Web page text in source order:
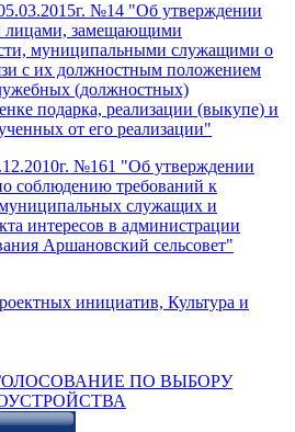
№14 "Об утверждении
лицами, замещающими
муниципальными служащими о
с их должностным положением
(должностных)
подарка, реализации (выкупе) и
от его реализации"
№161 "Об утверждении
соблюдению требований к
служащих и
интересов в администрации
Аршановский сельсовет"